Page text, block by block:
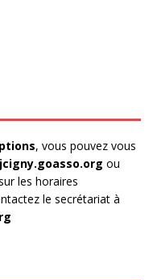
, vous pouvez vous
ou
les horaires
le secrétariat à